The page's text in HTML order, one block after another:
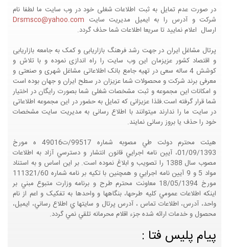
در صورت عدم تمایل به ثبت اطلاعات شغلی خود در وب سایت ما لطفا نام
شرکت و آدرس را به ایمیل مدیریت سایت Drsmsco@yahoo.com
ارسال اعلام نمایید تا سریعا اطلاعات شما حذف گردد.
پرتال مشاغل ایران در جهت رشد فرهنگ بازاریابی و کمک به جامعه بازاریابی
و اقتصاد کشور عزیزمان این وب سایت را راه اندازی نموده و با تلاش و
کوشش 4 ساله سعی در تهیه جامع بانک اطلاعاتی مشاغل شهری و صنعتی و
معرفی برند شرکت و محصولات شما عزیزان در سطح ایران و جهان بوده است
و امکانات این مجموعه و ثبت مشخصات شغلی شما بصورت رایگان در اختیار
شما قرار گرفته است.فلذا عزیزانی که تمایل به حضور در این مجموعه اطلاعاتی
در سایت ما را ندارند میتوانند با اطلاع رسانی به مدیریت سایت مشخصات
خود را حذف یا بروز رسانی نمایند.
هيئت محترم دولت طي مصوبه شماره 99517/ت49016 ه مورخ
01/09/1393، آيين نامه اجرايي قانون انتشار و دسترسي آزاد به اطلاعات
مصوب سال 1388 را تصويب و ابلاغ نموده است. بر اين اساس و به استناد
مواد 5 و 9 آيين نامه اجرايي و همچنين با تکيه بر نامه شماره 111321/60
مورخ 18/05/1394 معاونت محترم طرح و برنامه وزارت متبوع مبني بر
اينکه اطلاعات عمومي کليه طرحها، بنگاهها و واحدها به تفکيک و اعم از نام
واحد، آدرس، اطلاعات تماس ، آدرس پرتال و سايتها ي اطلاع رساني، ايميل،
محصول و خدمات ارائه شده جزء اقلام محرمانه تلقي نمي گردد.
پیام پلیس فتا :